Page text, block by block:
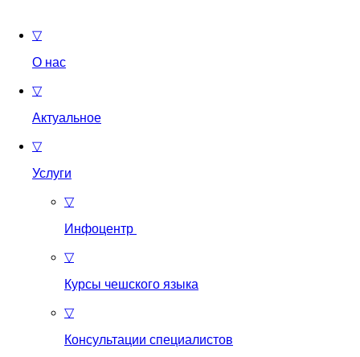
▽
О нас
▽
Актуальное
▽
Услуги
▽
Инфоцентр
▽
Курсы чешского языка
▽
Консультации специалистов